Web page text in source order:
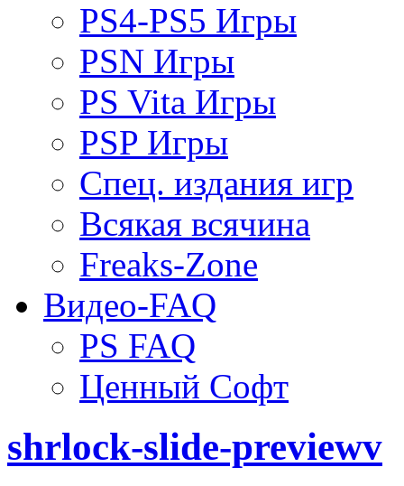
PS4-PS5 Игры
PSN Игры
PS Vita Игры
PSP Игры
Спец. издания игр
Всякая всячина
Freaks-Zone
Видео-FAQ
PS FAQ
Ценный Софт
shrlock-slide-previewv